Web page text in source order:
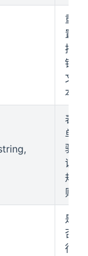
重
置
按
钮
文
本
表
单
验
证
规
则
是
否
行